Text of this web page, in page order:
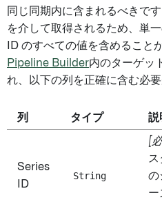
同じ同期内に含まれるべきで
を介して取得されるため、単
ID のすべての値を含めること
Pipeline Builder内のターゲッ
れ、以下の列を正確に含む必要
列 タイプ 説
Series
ID
String
[
の
ー